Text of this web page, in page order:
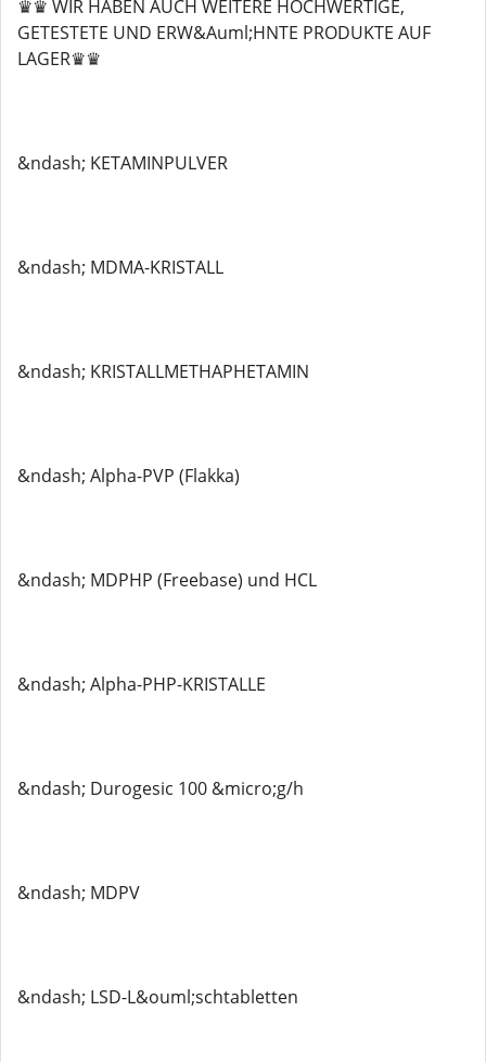
♛♛ WIR HABEN AUCH WEITERE HOCHWERTIGE,
GETESTETE UND ERW&Auml;HNTE PRODUKTE AUF
LAGER♛♛
&ndash; KETAMINPULVER
&ndash; MDMA-KRISTALL
&ndash; KRISTALLMETHAPHETAMIN
&ndash; Alpha-PVP (Flakka)
&ndash; MDPHP (Freebase) und HCL
&ndash; Alpha-PHP-KRISTALLE
&ndash; Durogesic 100 &micro;g/h
&ndash; MDPV
&ndash; LSD-L&ouml;schtabletten